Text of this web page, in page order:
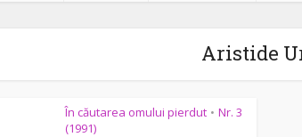
Aristide
În căutarea omului pierdut • Nr. 3
(1991)